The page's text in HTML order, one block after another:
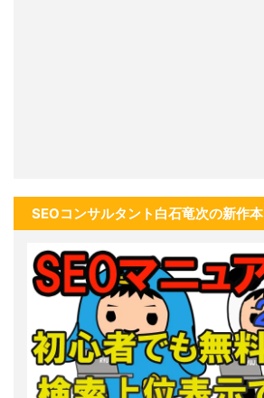
SEOコンサルタント白石竜次の新作本